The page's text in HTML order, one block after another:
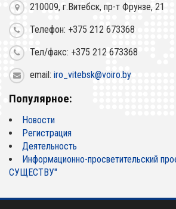
210009, г.Витебск, пр-т Фрунзе, 21
Телефон: +375 212 673368
Тел/факс: +375 212 673368
email: iro_vitebsk@voiro.by
Популярное:
Новости
Регистрация
Деятельность
Информационно-просветительский
СУЩЕСТВУ"